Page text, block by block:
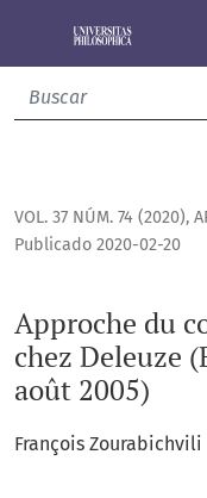
VOL. 37 NÚM. 74 (2020),
Approche du
chez Deleuze
août 2005)
Publicado 2020-02-20
François Zourabichvili